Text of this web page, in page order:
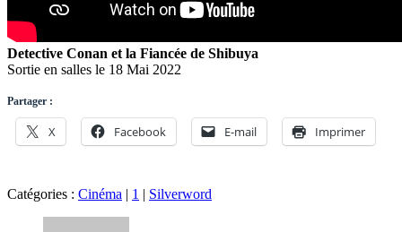
Detective Conan et la Fiancée de Shibuya
Sortie en salles le 18 Mai 2022
Partager :
X Facebook E-mail Imprimer
Catégories : Cinéma | 1 | Silverword